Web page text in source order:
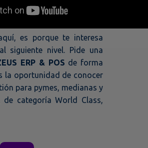
es porque te interesa
siguiente nivel. Pide una
ERP & POS de forma
la oportunidad de conocer
para pymes, medianas y
de categoría World Class,